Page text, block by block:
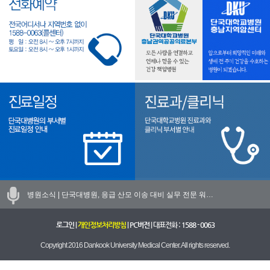
병원소식 | 단국대병원, 응급 산모 이송 대비 실무 전문 워…
로그인| 개인정보처리방침| PC버전| 대표전화 : 1588 - 0063
Copyright 2016 Dankook University Medical Center. All rights reserved.